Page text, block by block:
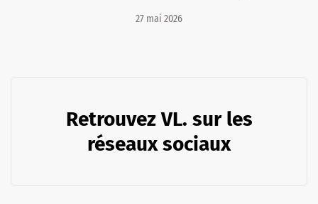
27 mai 2026
Retrouvez VL. sur les
réseaux sociaux